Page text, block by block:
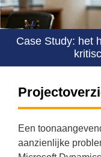
Case Study: het
Een
aanzienlijke